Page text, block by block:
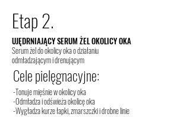
Etap 2.
UJĘDRNIAJĄCY SERUM ŻEL OKOLICY OKA
Serum żel do okolicy oka o działaniu
odmładzającym i drenującym
Cele pielęgnacyjne:
-Tonuje mięśnie w okolicy oka
-Odmładza i odświeża okolicę oka
-Wygładza kurze łapki, zmarszczki i drobne linie